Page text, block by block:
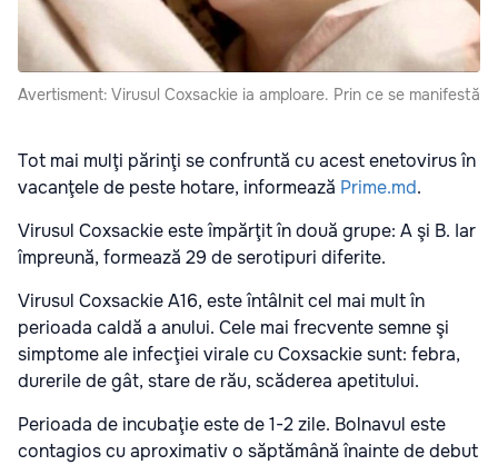
Avertisment: Virusul Coxsackie ia amploare. Prin ce se manifestă
Tot mai mulţi părinţi se confruntă cu acest enetovirus în
vacanţele de peste hotare, informează Prime.md.
Virusul Coxsackie este împărţit în două grupe: A şi B. Iar
împreună, formează 29 de serotipuri diferite.
Virusul Coxsackie A16, este întâlnit cel mai mult în
perioada caldă a anului. Cele mai frecvente semne şi
simptome ale infecţiei virale cu Coxsackie sunt: febra,
durerile de gât, stare de rău, scăderea apetitului.
Perioada de incubaţie este de 1-2 zile. Bolnavul este
contagios cu aproximativ o săptămână înainte de debut